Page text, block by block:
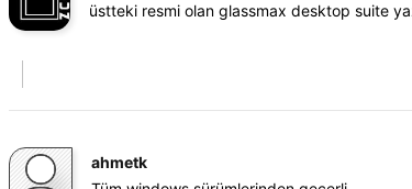
üstteki resmi olan glassmax desktop suite
ahmetk